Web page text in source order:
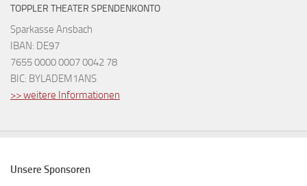
TOPPLER THEATER SPENDENKONTO
Sparkasse Ansbach
IBAN: DE97
7655 0000 0007 0042 78
BIC: BYLADEM1ANS
>> weitere Informationen
Unsere Sponsoren